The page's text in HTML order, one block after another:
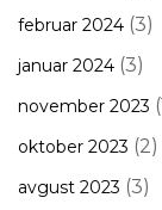
februar 2024 (3)
januar 2024 (3)
november 2023
oktober 2023 (2)
avgust 2023 (3)